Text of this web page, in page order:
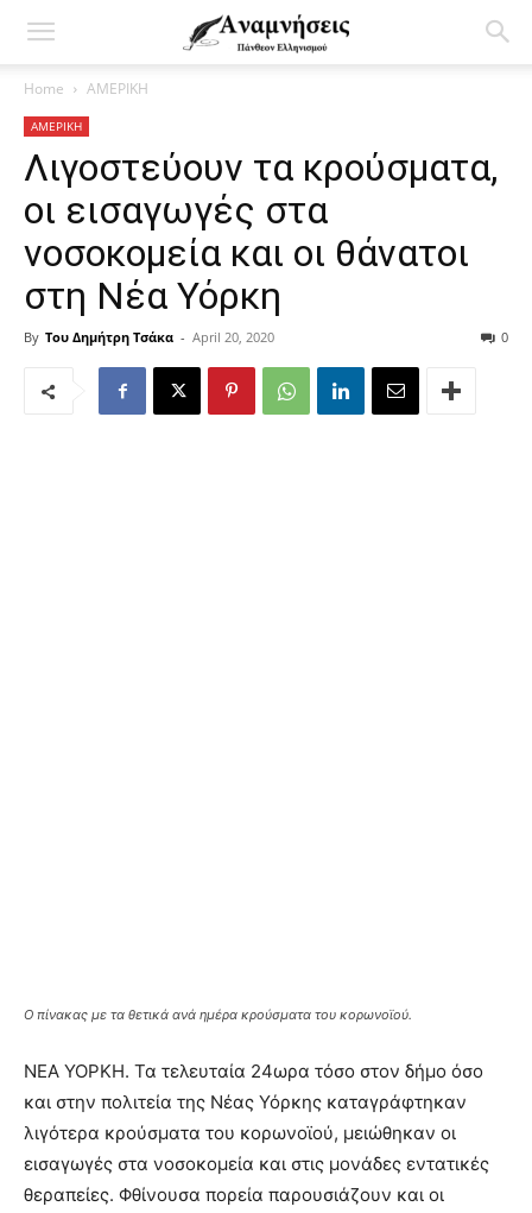
Home ΑΜΕΡΙΚΗ
ΑΜΕΡΙΚΗ
Λιγοστεύουν τα κρούσματα,
οι εισαγωγές στα
νοσοκομεία και οι θάνατοι
στη Νέα Υόρκη
By Του Δημήτρη Τσάκα - April 20, 2020 0
O πίνακας με τα θετικά ανά ημέρα κρούσματα του κορωνοϊού.
ΝΕΑ ΥΟΡΚΗ. Τα τελευταία 24ωρα τόσο στον δήμο όσο
και στην πολιτεία της Νέας Υόρκης καταγράφτηκαν
λιγότερα κρούσματα του κορωνοϊού, μειώθηκαν οι
εισαγωγές στα νοσοκομεία και στις μονάδες εντατικές
θεραπείες. Φθίνουσα πορεία παρουσιάζουν και οι